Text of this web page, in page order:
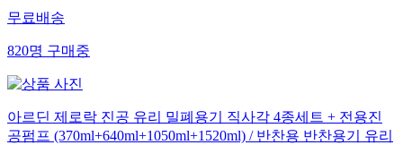
무료배송
820명 구매중
아르딘 제로락 진공 유리 밀폐용기 직사각 4종세트 + 전용진
공펌프 (370ml+640ml+1050ml+1520ml) / 반찬용 반찬용기 유리